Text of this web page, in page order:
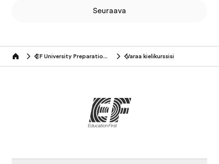
Seuraava
Home EF University Preparation Abroad Varaa kielikurssisi